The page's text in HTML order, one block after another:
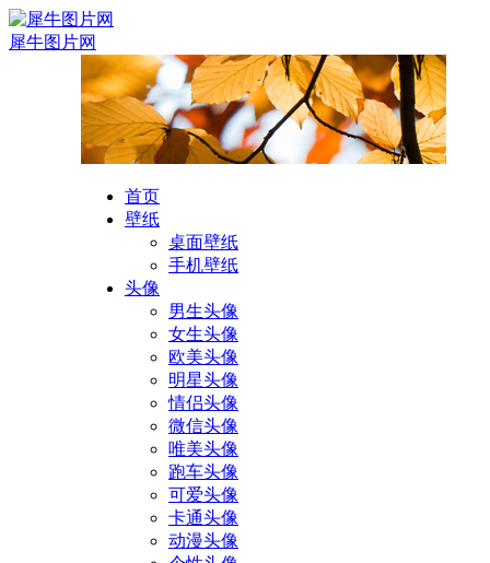
犀牛图片网
首页
壁纸
桌面壁纸
手机壁纸
头像
男生头像
女生头像
欧美头像
明星头像
情侣头像
微信头像
唯美头像
跑车头像
可爱头像
卡通头像
动漫头像